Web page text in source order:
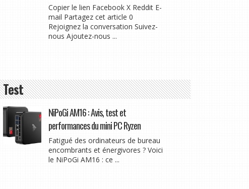
Copier le lien Facebook X Reddit E-
mail Partagez cet article 0
Rejoignez la conversation Suivez-
nous Ajoutez-nous ...
Test
NiPoGi AM16 : Avis, test et
performances du mini PC Ryzen
Fatigué des ordinateurs de bureau
encombrants et énergivores ? Voici
le NiPoGi AM16 : ce ...